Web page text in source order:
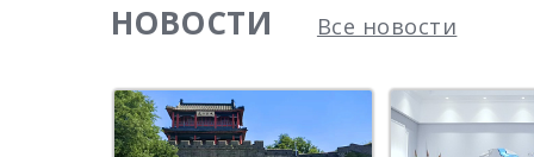
НОВОСТИ Все новости